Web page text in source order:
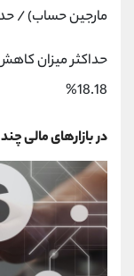
مارجین حساب) /
18.18%
در بازارهای مالی